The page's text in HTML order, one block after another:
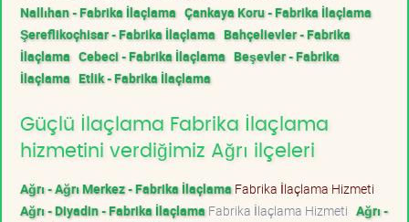
Nallıhan - Fabrika İlaçlama Çankaya Koru - Fabrika İlaçlama
Şereflikoçhisar - Fabrika İlaçlama Bahçelievler - Fabrika
İlaçlama Cebeci - Fabrika İlaçlama Beşevler - Fabrika
İlaçlama Etlik - Fabrika İlaçlama
Güçlü İlaçlama Fabrika İlaçlama
hizmetini verdiğimiz Ağrı ilçeleri
Ağrı - Ağrı Merkez - Fabrika İlaçlama Fabrika İlaçlama Hizmeti
Ağrı - Diyadin - Fabrika İlaçlama Fabrika İlaçlama Hizmeti Ağrı -